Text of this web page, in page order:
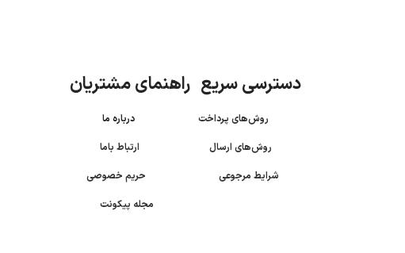
دسترسی سریع راهنمای مشتریان
روش‌های پرداختدرباره ما
روش‌های ارسال
ارتباط باما
شرایط مرجوعی
حریم خصوصی
مجله پیکونت